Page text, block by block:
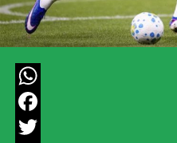
WhatsApp
Facebook